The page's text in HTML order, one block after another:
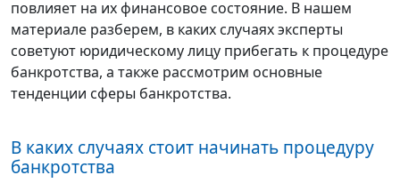
повлияет на их финансовое состояние. В нашем
материале разберем, в каких случаях эксперты
советуют юридическому лицу прибегать к процедуре
банкротства, а также рассмотрим основные
тенденции сферы банкротства.
В каких случаях стоит начинать процедуру
банкротства